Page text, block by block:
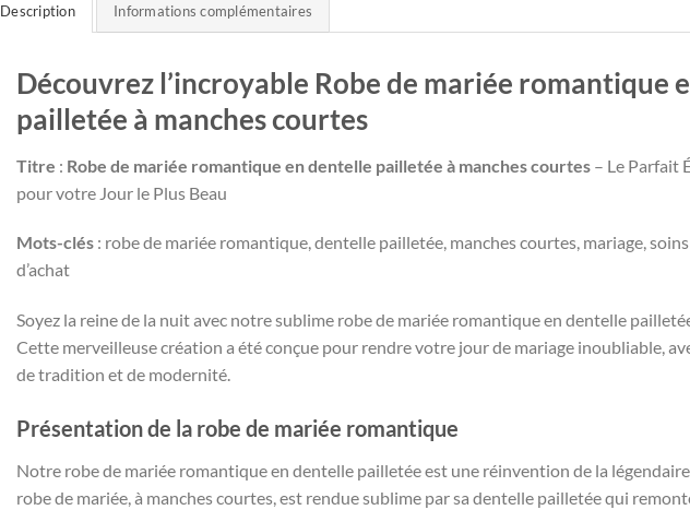
Description Informations complémentaires
Découvrez l’incroyable Robe de mariée romantique
pailletée à manches courtes
Titre : Robe de mariée romantique en dentelle pailletée à manches courtes – Le Parfait
pour votre Jour le Plus Beau
Mots-clés : robe de mariée romantique, dentelle pailletée, manches courtes, mariage,
d’achat
Soyez la reine de la nuit avec notre sublime robe de mariée romantique en dentelle
Cette merveilleuse création a été conçue pour rendre votre jour de mariage inoubliable,
de tradition et de modernité.
Présentation de la robe de mariée romantique
Notre robe de mariée romantique en dentelle pailletée est une réinvention de la
robe de mariée, à manches courtes, est rendue sublime par sa dentelle pailletée qui